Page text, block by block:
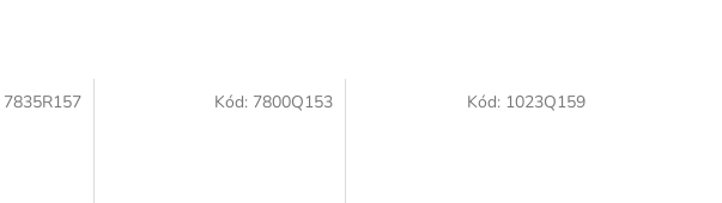
7835R157 Kód: 7800Q153 Kód: 1023Q159